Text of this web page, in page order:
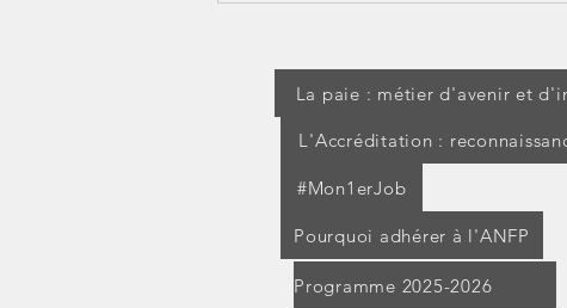
être suspendues
La paie : métier d'avenir et
L'Accréditation :
#Mon1erJob
Pourquoi adhérer à l'ANFP
Programme 2025-2026